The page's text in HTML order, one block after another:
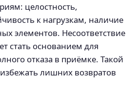
целостность,
к нагрузкам, наличие
элементов. Несоответствие
стать основанием для
отказа в приёмке. Такой
лишних возвратов